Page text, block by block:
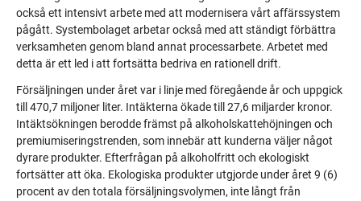
också ett intensivt arbete med att modernisera vårt affärssystem
pågått. Systembolaget arbetar också med att ständigt förbättra
verksamheten genom bland annat processarbete. Arbetet med
detta är ett led i att fortsätta bedriva en rationell drift.
Försäljningen under året var i linje med föregående år och uppgick
till 470,7 miljoner liter. Intäkterna ökade till 27,6 miljarder kronor.
Intäktsökningen berodde främst på alkoholskattehöjningen och
premiumiseringstrenden, som innebär att kunderna väljer något
dyrare produkter. Efterfrågan på alkoholfritt och ekologiskt
fortsätter att öka. Ekologiska produkter utgjorde under året 9 (6)
procent av den totala försäljningsvolymen, inte långt från